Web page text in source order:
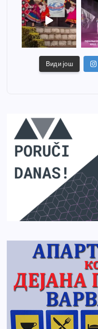
Види још